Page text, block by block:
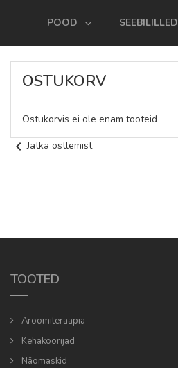
POOD SEEBILILLED
OSTUKORV
Ostukorvis ei ole enam tooteid
chevron_leftJätka ostlemist
TOOTED
Aroomiteraapia
Kehakoorijad
Näomaskid